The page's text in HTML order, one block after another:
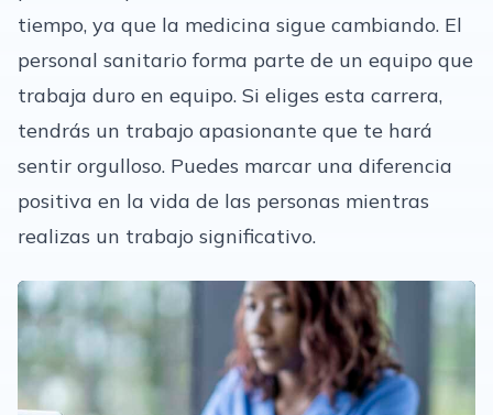
tiempo, ya que la medicina sigue cambiando. El
personal sanitario forma parte de un equipo que
trabaja duro en equipo. Si eliges esta carrera,
tendrás un trabajo apasionante que te hará
sentir orgulloso. Puedes marcar una diferencia
positiva en la vida de las personas mientras
realizas un trabajo significativo.